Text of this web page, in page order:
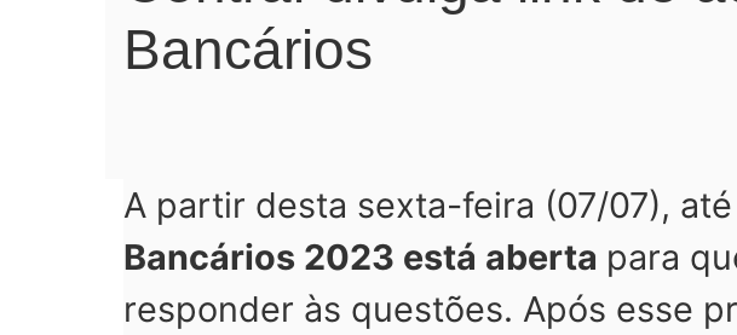
Bancários
A partir desta sexta-feira (07/07),
Bancários 2023 está aberta para
responder às questões. Após esse